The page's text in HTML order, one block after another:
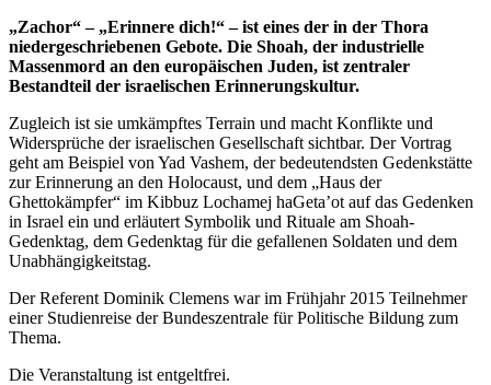
„Zachor“ – „Erinnere dich!“ – ist eines der in der Thora
niedergeschriebenen Gebote. Die Shoah, der industrielle
Massenmord an den europäischen Juden, ist zentraler
Bestandteil der israelischen Erinnerungskultur.
Zugleich ist sie umkämpftes Terrain und macht Konflikte und
Widersprüche der israelischen Gesellschaft sichtbar. Der Vortrag
geht am Beispiel von Yad Vashem, der bedeutendsten Gedenkstätte
zur Erinnerung an den Holocaust, und dem „Haus der
Ghettokämpfer“ im Kibbuz Lochamej haGeta’ot auf das Gedenken
in Israel ein und erläutert Symbolik und Rituale am Shoah-
Gedenktag, dem Gedenktag für die gefallenen Soldaten und dem
Unabhängigkeitstag.
Der Referent Dominik Clemens war im Frühjahr 2015 Teilnehmer
einer Studienreise der Bundeszentrale für Politische Bildung zum
Thema.
Die Veranstaltung ist entgeltfrei.